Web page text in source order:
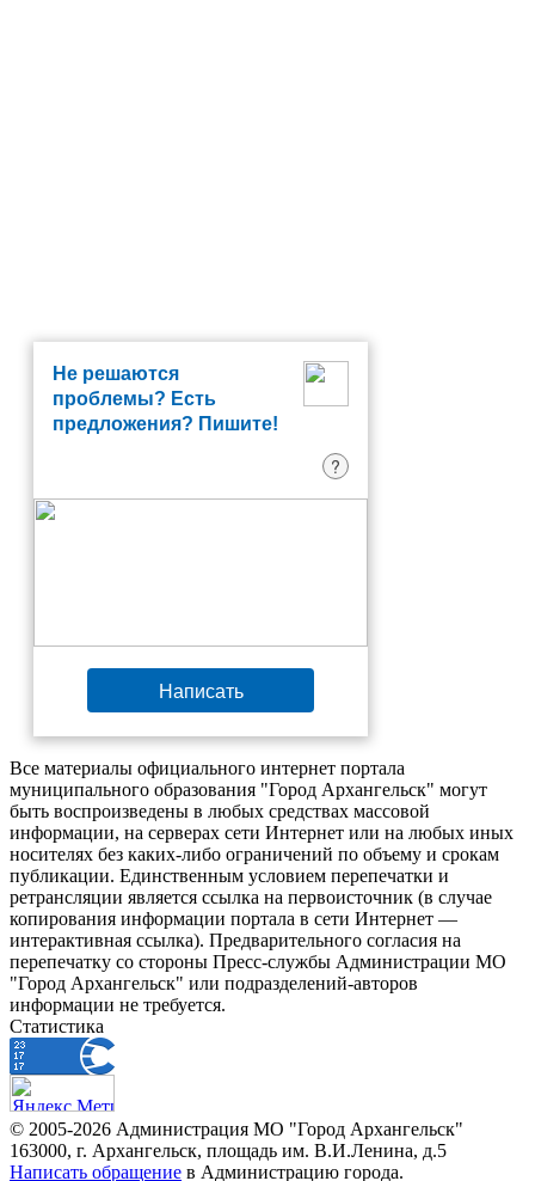
Не решаются
проблемы? Есть
предложения? Пишите!
?
Написать
Все материалы официального интернет портала
муниципального образования "Город Архангельск" могут
быть воспроизведены в любых средствах массовой
информации, на серверах сети Интернет или на любых иных
носителях без каких-либо ограничений по объему и срокам
публикации. Единственным условием перепечатки и
ретрансляции является ссылка на первоисточник (в случае
копирования информации портала в сети Интернет —
интерактивная ссылка). Предварительного согласия на
перепечатку со стороны Пресс-службы Администрации МО
"Город Архангельск" или подразделений-авторов
информации не требуется.
Статистика
© 2005-2026 Администрация МО "Город Архангельск"
163000, г. Архангельск, площадь им. В.И.Ленина, д.5
Написать обращение в Администрацию города.